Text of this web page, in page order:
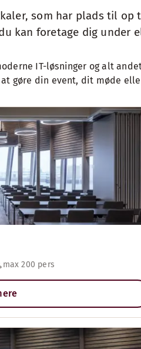
som har plads til
kan foretage dig under
IT-løsninger og alt
gøre din event, dit møde
max 200 pers